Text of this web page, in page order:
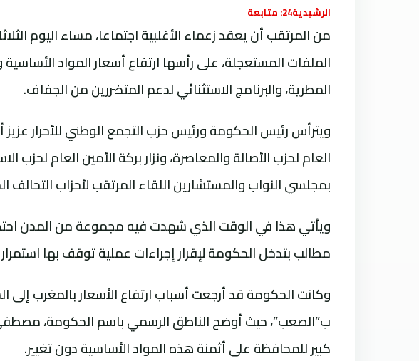
الرشيدية24: متابعة
من المرتقب أن يعقد زعماء الأغلبية اجتماعا، مساء اليوم
الملفات المستعجلة، على رأسها ارتفاع أسعار المواد
المطرية، والبرنامج الاستثنائي لدعم المتضررين من الجفاف.
ويترأس رئيس الحكومة ورئيس حزب التجمع الوطني للأحرار
العام لحزب الأصالة والمعاصرة، ونزار بركة الأمين العام لحزب
بمجلسي النواب والمستشارين اللقاء المرتقب لأحزاب
ويأتي هذا في الوقت الذي شهدت فيه مجموعة من المدن
مطالب بتدخل الحكومة لإقرار إجراءات عملية توقف بها استمرار
وكانت الحكومة قد أرجعت أسباب ارتفاع الأسعار بالمغرب إلى
ب”الصعب”، حيث أوضح الناطق الرسمي باسم الحكومة،
كبير للمحافظة على أثمنة هذه المواد الأساسية دون تغيير.